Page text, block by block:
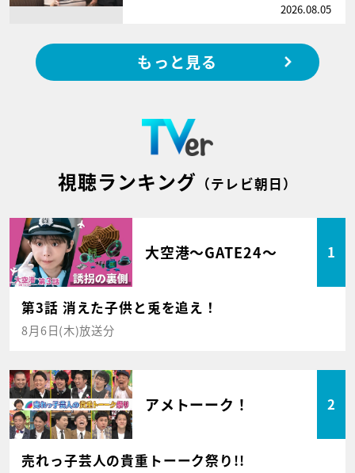
2026.08.05
もっと見る
視聴ランキング （テレビ朝日）
大空港～GATE24～ 1
第3話 消えた子供と兎を追え！
8月6日(木)放送分
アメトーーク！ 2
売れっ子芸人の貴重トーーク祭り!!